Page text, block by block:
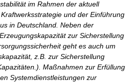
im Rahmen der aktuell
und der Einführung
in Deutschland. Neben der
zur Sicherstellung
geht es auch um
z.B. zur Sicherstellung
Maßnahmen zur Erfüllung
Systemdienstleistungen zur